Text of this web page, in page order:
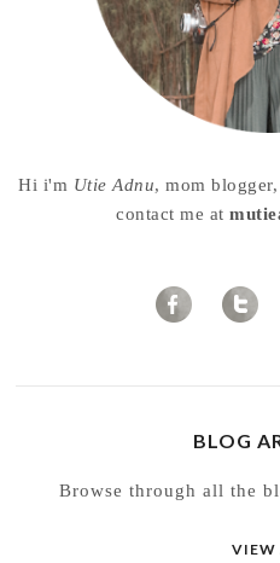
Hi i'm Utie Adnu, mom
contact me at
BLOG
Browse through all the
VIEW